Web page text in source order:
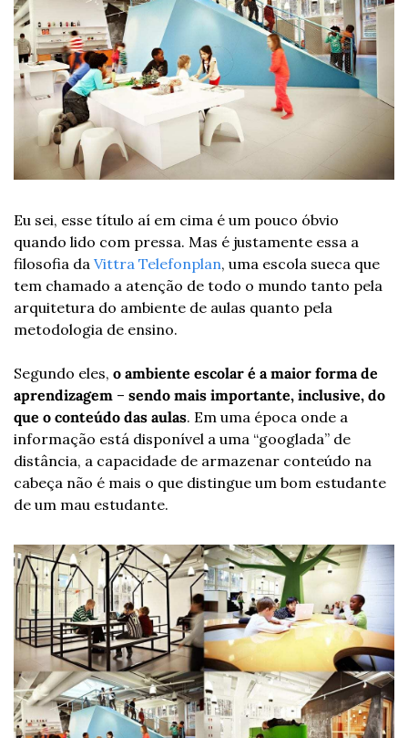
Eu sei, esse título aí em cima é um pouco óbvio
quando lido com pressa. Mas é justamente essa a
filosofia da Vittra Telefonplan, uma escola sueca que
tem chamado a atenção de todo o mundo tanto pela
arquitetura do ambiente de aulas quanto pela
metodologia de ensino.
Segundo eles, o ambiente escolar é a maior forma de
aprendizagem – sendo mais importante, inclusive, do
que o conteúdo das aulas. Em uma época onde a
informação está disponível a uma “googlada” de
distância, a capacidade de armazenar conteúdo na
cabeça não é mais o que distingue um bom estudante
de um mau estudante.